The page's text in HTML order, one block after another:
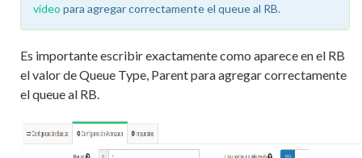
video para agregar correctamente el queue al RB.
Es importante escribir exactamente como aparece en el RB
el valor de Queue Type, Parent para agregar correctamente
el queue al RB.